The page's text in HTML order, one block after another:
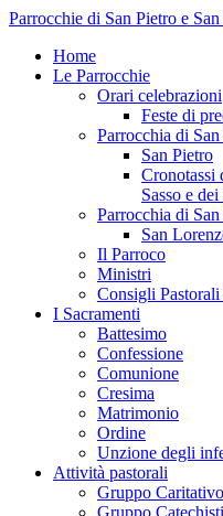
Parrocchie di San Pietro e
Home
Le Parrocchie
Orari celebrazioni
Feste di
Parrocchia di
San Pietro
Cronotassi
Sasso e
Parrocchia di
San
Il Parroco
Ministri
Consigli
I Sacramenti
Battesimo
Confessione
Comunione
Cresima
Matrimonio
Ordine
Unzione degli
Attività pastorali
Gruppo Caritativo
Gruppo